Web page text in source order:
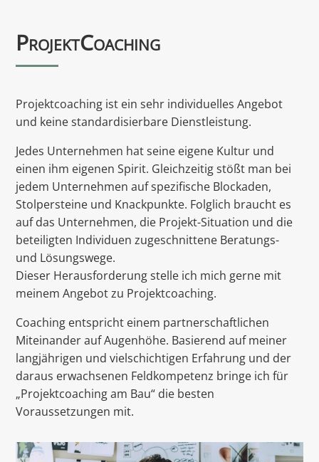
ProjektCoaching
Projektcoaching ist ein sehr individuelles Angebot
und keine standardisierbare Dienstleistung.
Jedes Unternehmen hat seine eigene Kultur und
einen ihm eigenen Spirit. Gleichzeitig stößt man bei
jedem Unternehmen auf spezifische Blockaden,
Stolpersteine und Knackpunkte. Folglich braucht es
auf das Unternehmen, die Projekt-Situation und die
beteiligten Individuen zugeschnittene Beratungs-
und Lösungswege.
Dieser Herausforderung stelle ich mich gerne mit
meinem Angebot zu Projektcoaching.
Coaching entspricht einem partnerschaftlichen
Miteinander auf Augenhöhe. Basierend auf meiner
langjährigen und vielschichtigen Erfahrung und der
daraus erwachsenen Feldkompetenz bringe ich für
„Projektcoaching am Bau“ die besten
Voraussetzungen mit.